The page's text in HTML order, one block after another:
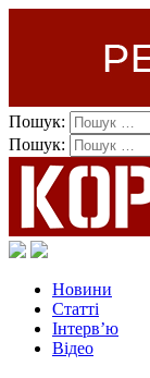
Пошук:
Пошук:
Новини
Статті
Інтерв’ю
Відео